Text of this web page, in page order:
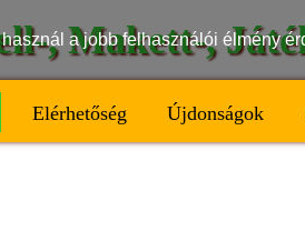
a jobb felhasználói élmény
, Makett-,
Elérhetőség Újdonságok